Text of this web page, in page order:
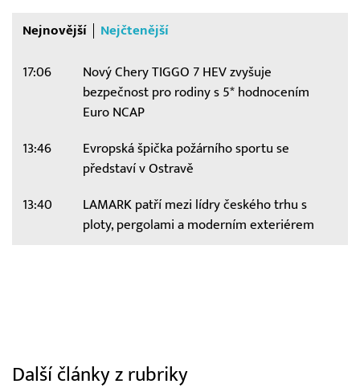
Nejnovější Nejčtenější
17:06
Nový Chery TIGGO 7 HEV zvyšuje
bezpečnost pro rodiny s 5* hodnocením
Euro NCAP
13:46
Evropská špička požárního sportu se
představí v Ostravě
13:40
LAMARK patří mezi lídry českého trhu s
ploty, pergolami a moderním exteriérem
Další články z rubriky